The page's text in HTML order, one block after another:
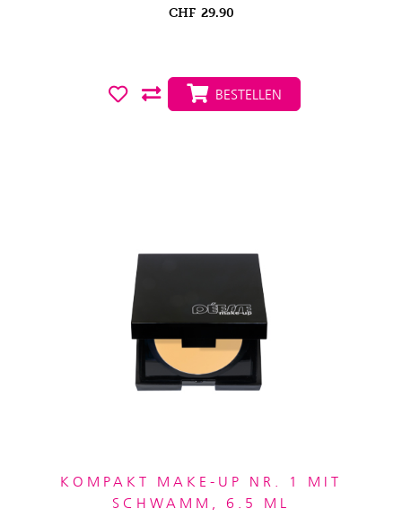
CHF 29.90
BESTELLEN
KOMPAKT MAKE-UP NR. 1 MIT
SCHWAMM, 6.5 ML